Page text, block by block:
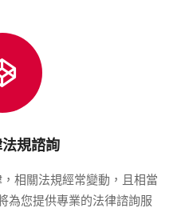
規諮詢
相關法規經常變動，且相當
為您提供專業的法律諮詢服